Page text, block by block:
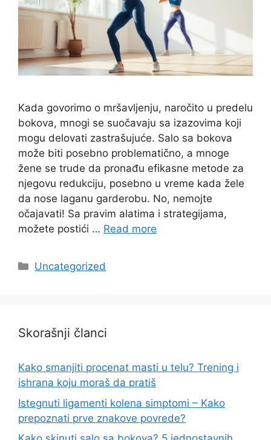
Kada govorimo o mršavljenju, naročito u predelu
bokova, mnogi se suočavaju sa izazovima koji
mogu delovati zastrašujuće. Salo sa bokova
može biti posebno problematično, a mnoge
žene se trude da pronađu efikasne metode za
njegovu redukciju, posebno u vreme kada žele
da nose laganu garderobu. No, nemojte
očajavati! Sa pravim alatima i strategijama,
možete postići … Read more
Categories
Uncategorized
Skorašnji članci
Kako smanjiti procenat masti u telu? Trening i
ishrana koju moraš da pratiš
Istegnuti ligamenti kolena simptomi – Kako
prepoznati prve znakove povrede?